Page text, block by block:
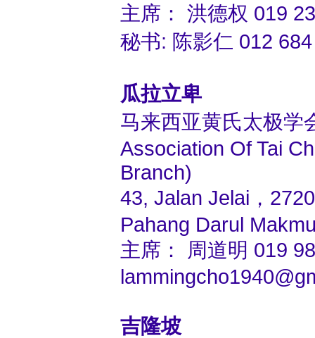
主席： 洪德权 019
秘书: 陈影仁 012
瓜拉立卑
马来西亚黄氏太极学
Association Of Tai
Branch)
43, Jalan Jelai，
Pahang Darul
主席： 周道明 019
吉隆坡